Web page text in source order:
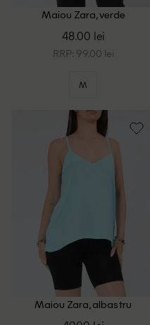
Maiou Zara, verde
48.00 lei
RRP: 99.00 lei
M
Maiou Zara, albastru